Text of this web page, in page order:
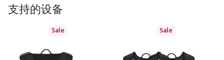
支持的设备
Sale Sale